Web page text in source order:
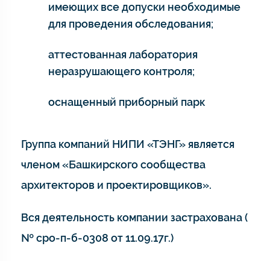
имеющих все допуски необходимые
для проведения обследования;
аттестованная лаборатория
неразрушающего контроля;
оснащенный приборный парк
Группа компаний НИПИ «ТЭНГ» является
членом «Башкирского сообщества
архитекторов и проектировщиков».
Вся деятельность компании застрахована (
№ сро-п-б-0308 от 11.09.17г.)